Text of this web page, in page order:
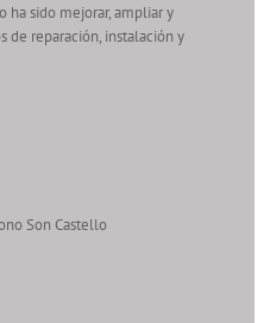
ha sido mejorar, ampliar y
de reparación, instalación y
Son Castello